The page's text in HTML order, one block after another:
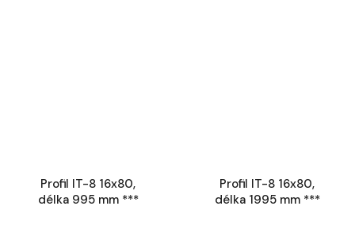
Profil IT-8 16x80,
délka 995 mm ***
Profil IT-8 16x80,
délka 1995 mm ***